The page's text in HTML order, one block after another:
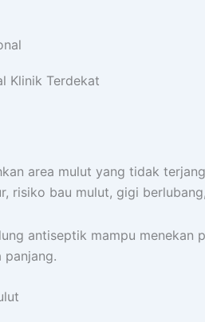
Klinik Terdekat
area mulut yang tidak
risiko bau mulut, gigi
antiseptik mampu
panjang.